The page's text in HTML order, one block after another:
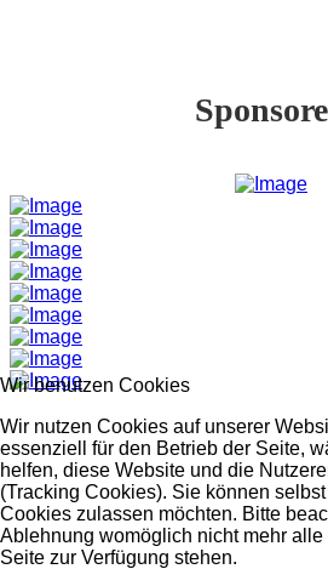
Wir benutzen Cookies
Wir nutzen Cookies auf unserer
essenziell für den Betrieb der Seite,
helfen, diese Website und die
(Tracking Cookies). Sie können
Cookies zulassen möchten. Bitte
Ablehnung womöglich nicht mehr
Seite zur Verfügung stehen.